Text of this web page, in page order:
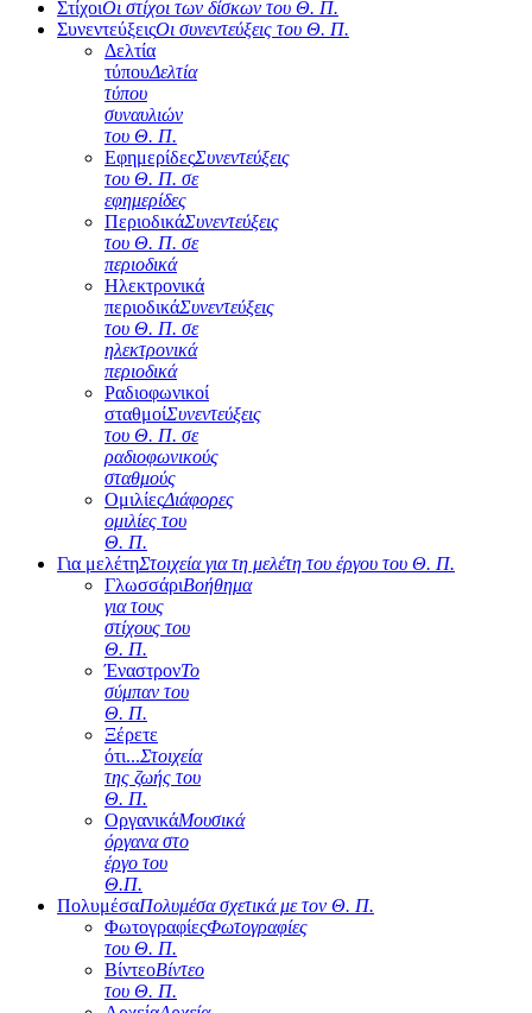
ΣτίχοιΟι στίχοι των δίσκων του Θ. Π.
ΣυνεντεύξειςΟι συνεντεύξεις του Θ. Π.
Δελτία
τύπουΔελτία
τύπου
συναυλιών
του Θ. Π.
ΕφημερίδεςΣυνεντεύξεις
του Θ. Π. σε
εφημερίδες
ΠεριοδικάΣυνεντεύξεις
του Θ. Π. σε
περιοδικά
Ηλεκτρονικά
περιοδικάΣυνεντεύξεις
του Θ. Π. σε
ηλεκτρονικά
περιοδικά
Ραδιοφωνικοί
σταθμοίΣυνεντεύξεις
του Θ. Π. σε
ραδιοφωνικούς
σταθμούς
ΟμιλίεςΔιάφορες
ομιλίες του
Θ. Π.
Για μελέτηΣτοιχεία για τη μελέτη του έργου του Θ. Π.
ΓλωσσάριΒοήθημα
για τους
στίχους του
Θ. Π.
ΈναστρονΤο
σύμπαν του
Θ. Π.
Ξέρετε
ότι...Στοιχεία
της ζωής του
Θ. Π.
ΟργανικάΜουσικά
όργανα στο
έργο του
Θ.Π.
ΠολυμέσαΠολυμέσα σχετικά με τον Θ. Π.
ΦωτογραφίεςΦωτογραφίες
του Θ. Π.
ΒίντεοΒίντεο
του Θ. Π.